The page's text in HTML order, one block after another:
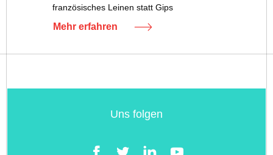
französisches Leinen statt Gips
Mehr erfahren
Uns folgen